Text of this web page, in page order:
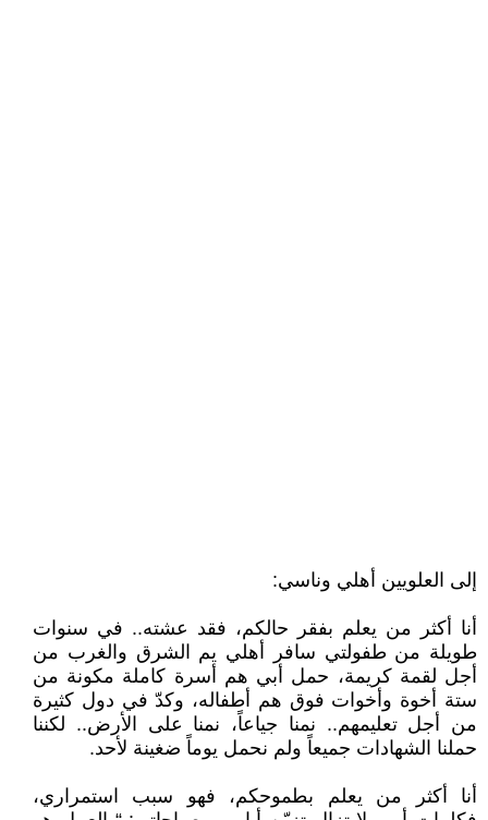
إلى العلويين أهلي وناسي:
أنا أكثر من يعلم بفقر حالكم، فقد عشته.. في سنوات
طويلة من طفولتي سافر أهلي يم الشرق والغرب من
أجل لقمة كريمة، حمل أبي هم أسرة كاملة مكونة من
ستة أخوة وأخوات فوق هم أطفاله، وكدّ في دول كثيرة
من أجل تعليمهم.. نمنا جياعاً، نمنا على الأرض.. لكننا
حملنا الشهادات جميعاً ولم نحمل يوماً ضغينة لأحد.
أنا أكثر من يعلم بطموحكم، فهو سبب استمراري،